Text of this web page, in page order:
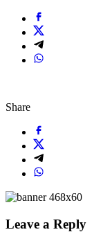
Share
Leave a Reply